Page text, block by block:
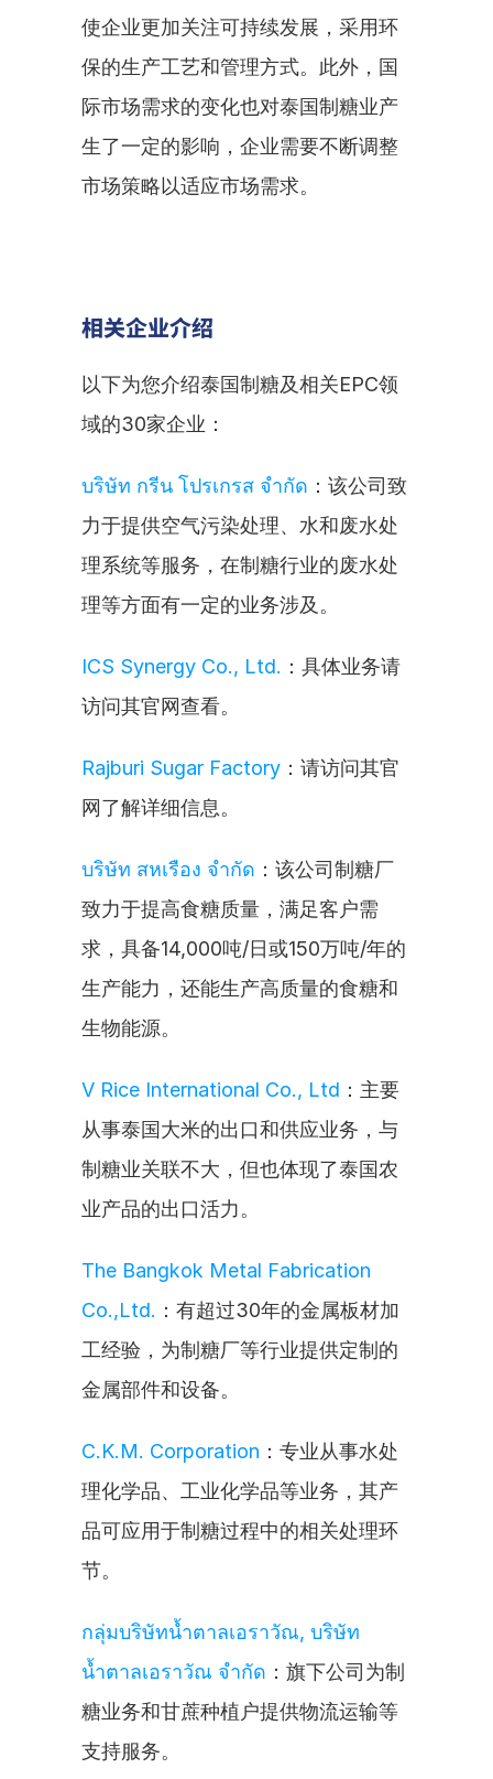
使企业更加关注可持续发展，采用环
保的生产工艺和管理方式。此外，国
际市场需求的变化也对泰国制糖业产
生了一定的影响，企业需要不断调整
市场策略以适应市场需求。
相关企业介绍
以下为您介绍泰国制糖及相关EPC领
域的30家企业：
บริษัท กรีน โปรเกรส จำกัด ：该公司致
力于提供空气污染处理、水和废水处
理系统等服务，在制糖行业的废水处
理等方面有一定的业务涉及。
ICS Synergy Co., Ltd. ：具体业务请
访问其官网查看。
Rajburi Sugar Factory ：请访问其官
网了解详细信息。
บริษัท สหเรือง จำกัด ：该公司制糖厂
致力于提高食糖质量，满足客户需
求，具备14,000吨/日或150万吨/年的
生产能力，还能生产高质量的食糖和
生物能源。
V Rice International Co., Ltd ：主要
从事泰国大米的出口和供应业务，与
制糖业关联不大，但也体现了泰国农
业产品的出口活力。
The Bangkok Metal Fabrication
Co.,Ltd. ：有超过30年的金属板材加
工经验，为制糖厂等行业提供定制的
金属部件和设备。
C.K.M. Corporation ：专业从事水处
理化学品、工业化学品等业务，其产
品可应用于制糖过程中的相关处理环
节。
กลุ่มบริษัทน้ำตาลเอราวัณ, บริษัท
น้ำตาลเอราวัณ จำกัด ：旗下公司为制
糖业务和甘蔗种植户提供物流运输等
支持服务。